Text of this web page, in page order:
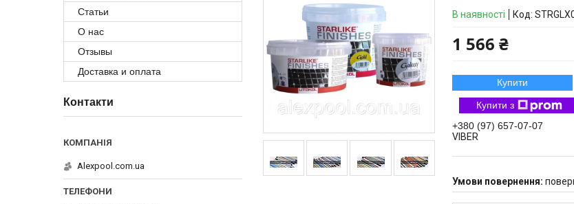
В наявності Код:
1 566 ₴
Купити
Купити з
+380 (97) 657-07-07
VIBER
Статьи
О нас
Отзывы
Доставка и оплата
Контакти
Alexpool.com.ua